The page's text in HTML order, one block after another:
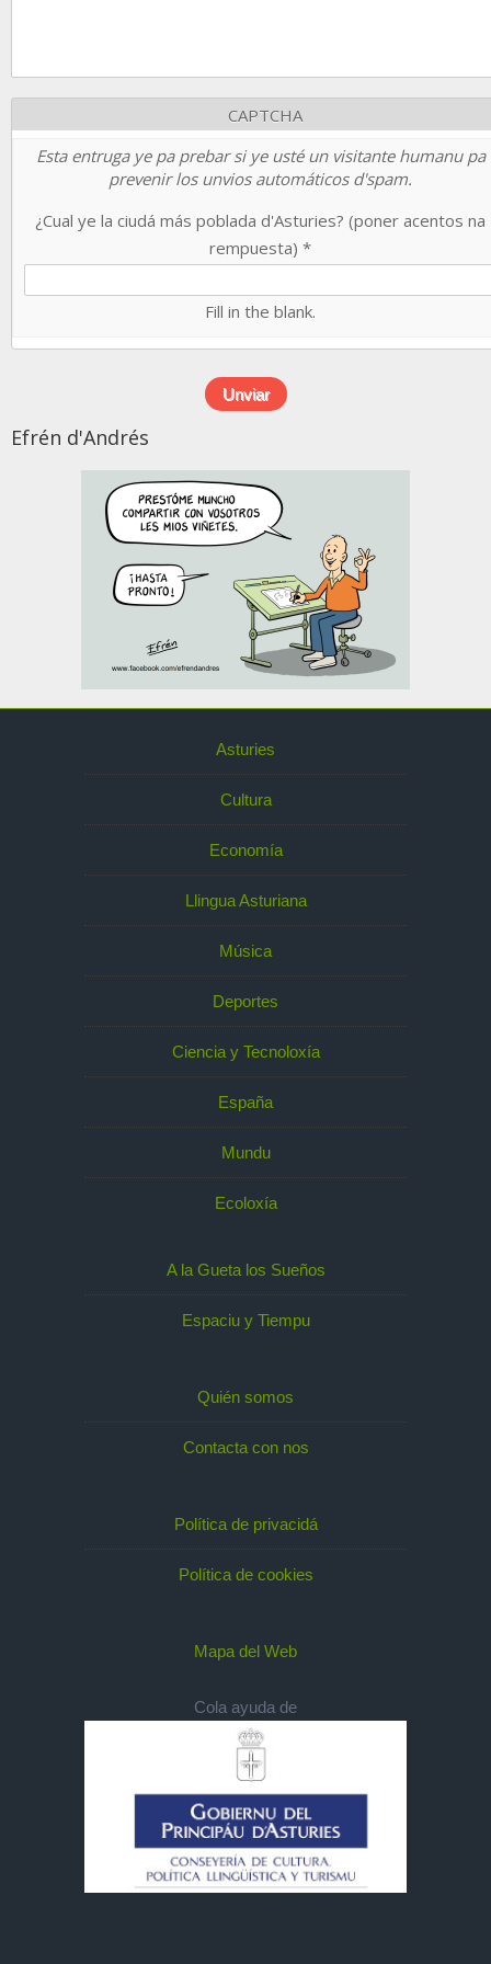
CAPTCHA
Esta entruga ye pa prebar si ye usté un visitante humanu pa
prevenir los unvios automáticos d'spam.
¿Cual ye la ciudá más poblada d'Asturies? (poner acentos na
rempuesta) *
Fill in the blank.
Efrén d'Andrés
Asturies
Cultura
Economía
Llingua Asturiana
Música
Deportes
Ciencia y Tecnoloxía
España
Mundu
Ecoloxía
A la Gueta los Sueños
Espaciu y Tiempu
Quién somos
Contacta con nos
Política de privacidá
Política de cookies
Mapa del Web
Cola ayuda de